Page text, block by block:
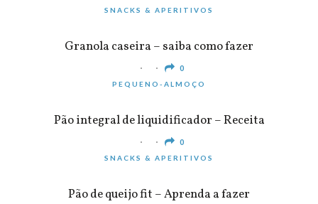
SNACKS & APERITIVOS
Granola caseira – saiba como fazer
0
PEQUENO-ALMOÇO
Pão integral de liquidificador – Receita
0
SNACKS & APERITIVOS
Pão de queijo fit – Aprenda a fazer